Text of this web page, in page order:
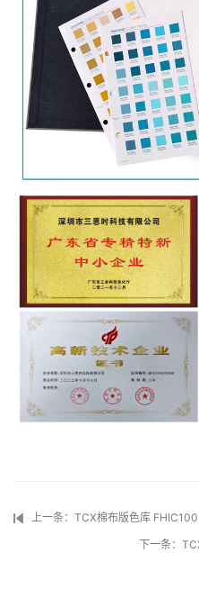
上一条：TCX棉布版色库 FHIC100
下一条：